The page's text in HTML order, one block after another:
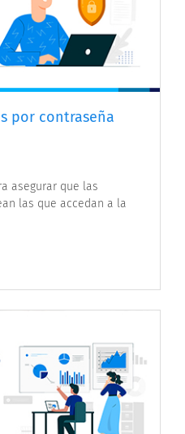
por contraseña
asegurar que las
las que accedan a la